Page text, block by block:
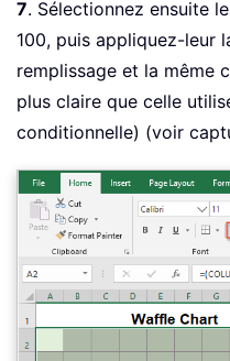
7. Sélectionnez ensuite
100, puis appliquez-leur
remplissage et la même
plus claire que celle
conditionnelle) (voir